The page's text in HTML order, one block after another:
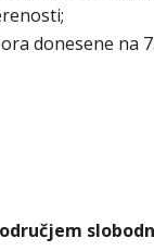
donesene na